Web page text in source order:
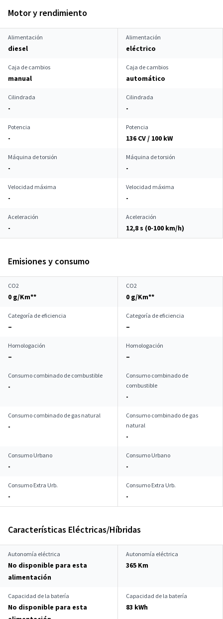
Motor y rendimiento
Alimentación
diesel
Alimentación
eléctrico
Caja de cambios
manual
Caja de cambios
automático
Cilindrada
-
Cilindrada
-
Potencia
-
Potencia
136 CV / 100 kW
Máquina de torsión
-
Máquina de torsión
-
Velocidad máxima
-
Velocidad máxima
-
Aceleración
-
Aceleración
12,8 s (0-100 km/h)
Emisiones y consumo
CO2
0 g/Km**
CO2
0 g/Km**
Categoría de eficiencia
–
Categoría de eficiencia
–
Homologación
–
Homologación
–
Consumo combinado de combustible
-
Consumo combinado de
combustible
-
Consumo combinado de gas natural
-
Consumo combinado de gas
natural
-
Consumo Urbano
-
Consumo Urbano
-
Consumo Extra Urb.
-
Consumo Extra Urb.
-
Características Eléctricas/Híbridas
Autonomía eléctrica
No disponible para esta
alimentación
Autonomía eléctrica
365 Km
Capacidad de la batería
No disponible para esta
Capacidad de la batería
83 kWh